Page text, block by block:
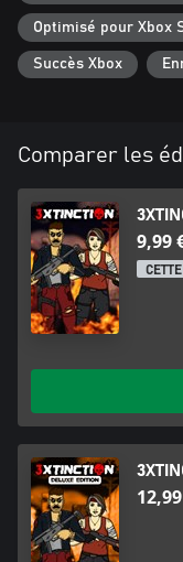
Optimisé pour Xbox
Succès Xbox
Comparer les
9,99